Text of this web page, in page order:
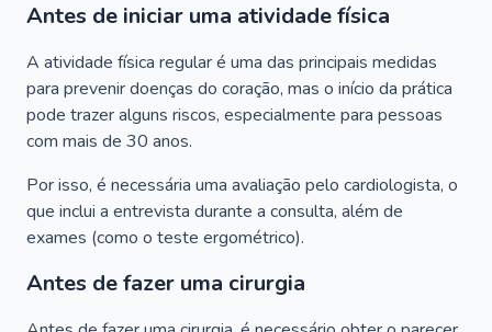
Antes de iniciar uma atividade física
A atividade física regular é uma das principais medidas
para prevenir doenças do coração, mas o início da prática
pode trazer alguns riscos, especialmente para pessoas
com mais de 30 anos.
Por isso, é necessária uma avaliação pelo cardiologista, o
que inclui a entrevista durante a consulta, além de
exames (como o teste ergométrico).
Antes de fazer uma cirurgia